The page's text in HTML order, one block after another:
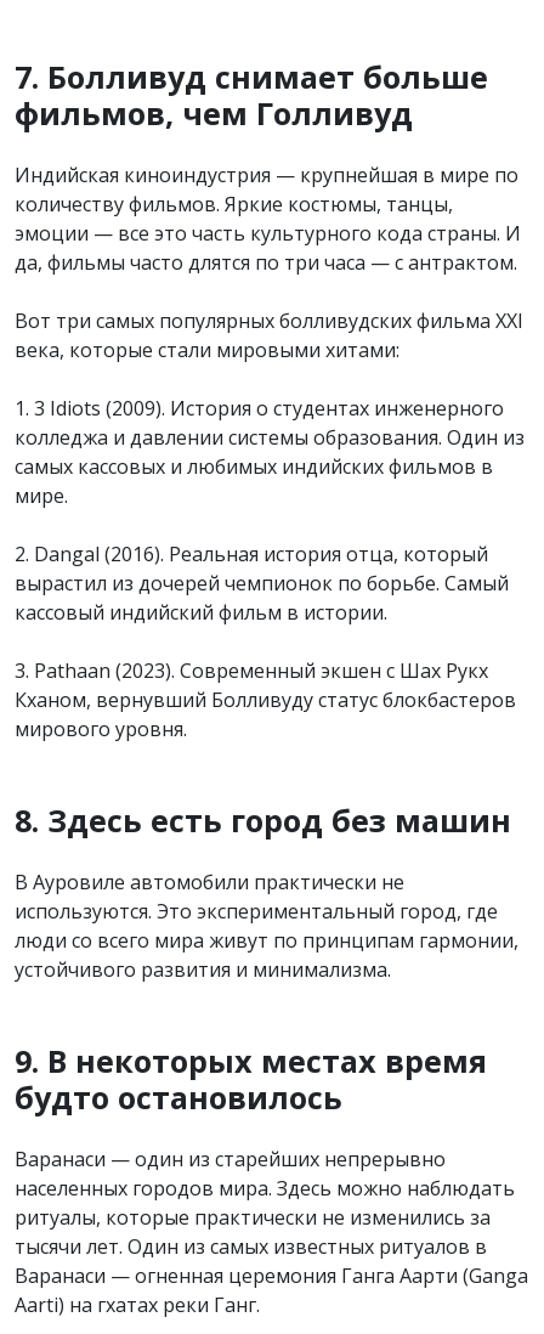
7. Болливуд снимает больше
фильмов, чем Голливуд
Индийская киноиндустрия — крупнейшая в мире по
количеству фильмов. Яркие костюмы, танцы,
эмоции — все это часть культурного кода страны. И
да, фильмы часто длятся по три часа — с антрактом.
Вот три самых популярных болливудских фильма XXI
века, которые стали мировыми хитами:
1. 3 Idiots (2009). История о студентах инженерного
колледжа и давлении системы образования. Один из
самых кассовых и любимых индийских фильмов в
мире.
2. Dangal (2016). Реальная история отца, который
вырастил из дочерей чемпионок по борьбе. Самый
кассовый индийский фильм в истории.
3. Pathaan (2023). Современный экшен с Шах Рукх
Кханом, вернувший Болливуду статус блокбастеров
мирового уровня.
8. Здесь есть город без машин
В Ауровиле автомобили практически не
используются. Это экспериментальный город, где
люди со всего мира живут по принципам гармонии,
устойчивого развития и минимализма.
9. В некоторых местах время
будто остановилось
Варанаси — один из старейших непрерывно
населенных городов мира. Здесь можно наблюдать
ритуалы, которые практически не изменились за
тысячи лет. Один из самых известных ритуалов в
Варанаси — огненная церемония Ганга Аарти (Ganga
Aarti) на гхатах реки Ганг.